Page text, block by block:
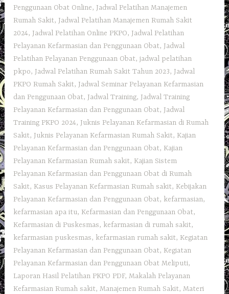
Penggunaan Obat Online, Jadwal Pelatihan Manajemen
Rumah Sakit, Jadwal Pelatihan Manajemen Rumah Sakit
2024, Jadwal Pelatihan Online PKPO, Jadwal Pelatihan
Pelayanan Kefarmasian dan Penggunaan Obat, Jadwal
Pelatihan Pelayanan Penggunaan Obat,jadwal pelatihan
pkpo, Jadwal Pelatihan Rumah Sakit Tahun 2023, Jadwal
PKPO Rumah Sakit, Jadwal Seminar Pelayanan Kefarmasian
dan Penggunaan Obat, Jadwal Training, Jadwal Training
Pelayanan Kefarmasian dan Penggunaan Obat, Jadwal
Training PKPO 2024, Juknis Pelayanan Kefarmasian di Rumah
Sakit, Juknis Pelayanan Kefarmasian Rumah Sakit, Kajian
Pelayanan Kefarmasian dan Penggunaan Obat, Kajian
Pelayanan Kefarmasian Rumah sakit, Kajian Sistem
Pelayanan Kefarmasian dan Penggunaan Obat di Rumah
Sakit, Kasus Pelayanan Kefarmasian Rumah sakit, Kebijakan
Pelayanan Kefarmasian dan Penggunaan Obat, kefarmasian,
kefarmasian apa itu, Kefarmasian dan Penggunaan Obat,
Kefarmasian di Puskesmas, kefarmasian di rumah sakit,
kefarmasian puskesmas, kefarmasian rumah sakit, Kegiatan
Pelayanan Kefarmasian dan Penggunaan Obat, Kegiatan
Pelayanan Kefarmasian dan Penggunaan Obat Meliputi,
Laporan Hasil Pelatihan PKPO PDF,Makalah Pelayanan
Kefarmasian Rumah sakit,Manajemen Rumah Sakit,Materi